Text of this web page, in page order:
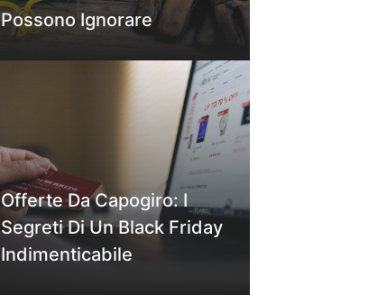
Possono Ignorare
Offerte Da Capogiro: I
Segreti Di Un Black Friday
Indimenticabile